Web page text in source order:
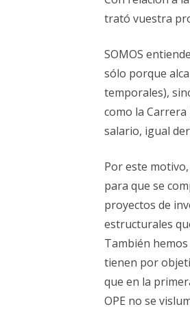
trató vuestra
SOMOS
sólo porque
temporales),
como la
salario, igual
Por este
para que se
proyectos de
estructurales
También
tienen por
que en la
OPE no se